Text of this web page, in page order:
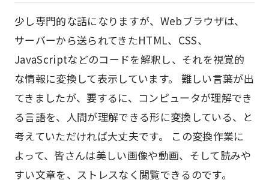
少し専門的な話になりますが、Webブラウザは、
サーバーから送られてきたHTML、CSS、
JavaScriptなどのコードを解釈し、それを視覚的
な情報に変換して表示しています。 難しい言葉が出
てきましたが、要するに、コンピュータが理解でき
る言語を、人間が理解できる形に変換している、と
考えていただければ大丈夫です。 この変換作業に
よって、皆さんは美しい画像や動画、そして読みや
すい文章を、ストレスなく閲覧できるのです。